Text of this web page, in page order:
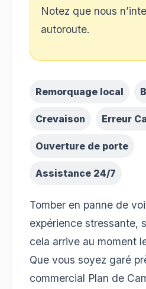
Notez que nous
autoroute.
Remorquage local
Crevaison Erreur
Ouverture de porte
Assistance 24/7
Tomber en panne de
expérience stressante,
cela arrive au moment
Que vous soyez garé
commercial Plan de